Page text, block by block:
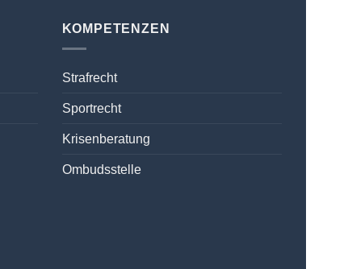
KOMPETENZEN
Strafrecht
Sportrecht
Krisenberatung
Ombudsstelle